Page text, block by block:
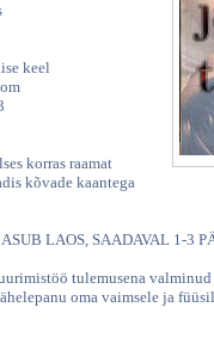
keel
korras raamat
kõvade kaantega
LAOS, SAADAVAL 1-3
tulemusena valminud
oma vaimsele ja